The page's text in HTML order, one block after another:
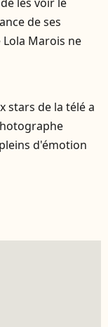
de ses
Marois ne
stars de la télé a
d'émotion